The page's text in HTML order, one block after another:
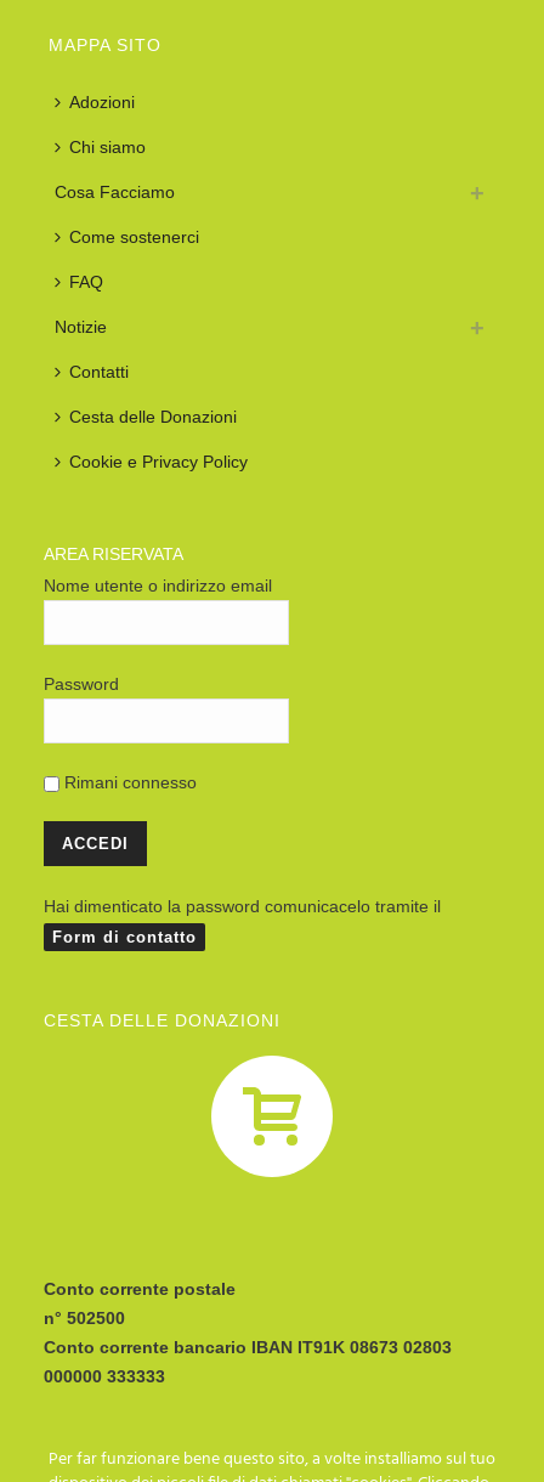
MAPPA SITO
Adozioni
Chi siamo
Cosa Facciamo
Come sostenerci
FAQ
Notizie
Contatti
Cesta delle Donazioni
Cookie e Privacy Policy
AREA RISERVATA
Nome utente o indirizzo email
Password
Rimani connesso
Hai dimenticato la password comunicacelo tramite il
Form di contatto
CESTA DELLE DONAZIONI
Conto corrente postale
n° 502500
Conto corrente bancario IBAN
I C R A I T R R I P 0
Per far funzionare bene questo sito, a volte installiamo sul tuo